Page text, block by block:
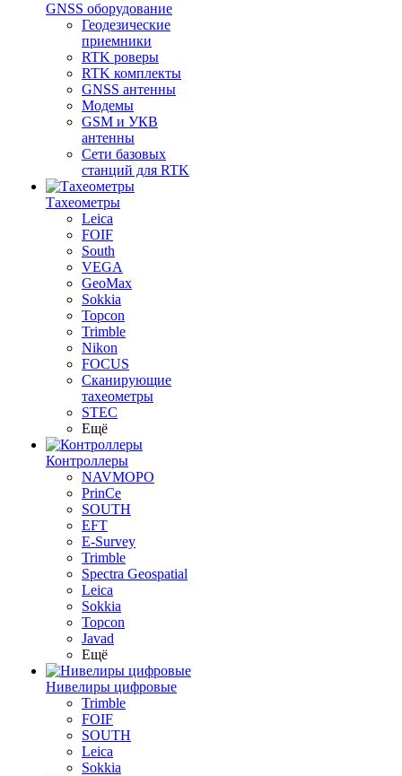
GNSS оборудование
Геодезические
приемники
RTK роверы
RTK комплекты
GNSS антенны
Модемы
GSM и УКВ
антенны
Сети базовых
станций для RTK
Тахеометры
Leica
FOIF
South
VEGA
GeoMax
Sokkia
Topcon
Trimble
Nikon
FOCUS
Сканирующие
тахеометры
STEC
Ещё
Контроллеры
NAVMOPO
PrinCe
SOUTH
EFT
E-Survey
Trimble
Spectra Geospatial
Leica
Sokkia
Topcon
Javad
Ещё
Нивелиры цифровые
Trimble
FOIF
SOUTH
Leica
Sokkia